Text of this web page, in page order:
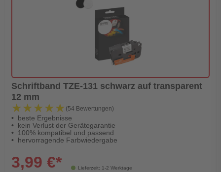
Schriftband TZE-131 schwarz auf transparent
12 mm
★★★★★
★★★★★ (54 Bewertungen)
beste Ergebnisse
kein Verlust der Gerätegarantie
100% kompatibel und passend
hervorragende Farbwiedergabe
Lieferzeit: 1-2 Werktage
3,99 €*